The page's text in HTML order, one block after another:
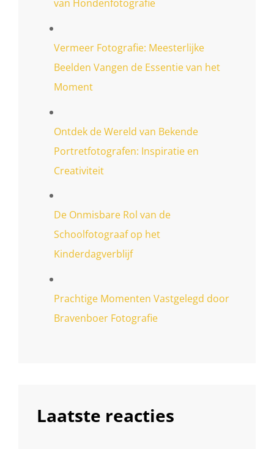
van Hondenfotografie
Vermeer Fotografie: Meesterlijke
Beelden Vangen de Essentie van het
Moment
Ontdek de Wereld van Bekende
Portretfotografen: Inspiratie en
Creativiteit
De Onmisbare Rol van de
Schoolfotograaf op het
Kinderdagverblijf
Prachtige Momenten Vastgelegd door
Bravenboer Fotografie
Laatste reacties